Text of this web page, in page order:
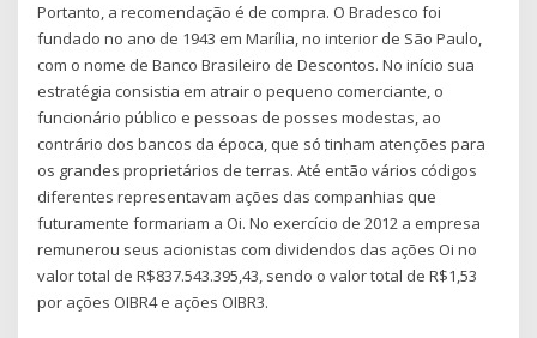
Portanto, a recomendação é de compra. O Bradesco foi
fundado no ano de 1943 em Marília, no interior de São Paulo,
com o nome de Banco Brasileiro de Descontos. No início sua
estratégia consistia em atrair o pequeno comerciante, o
funcionário público e pessoas de posses modestas, ao
contrário dos bancos da época, que só tinham atenções para
os grandes proprietários de terras. Até então vários códigos
diferentes representavam ações das companhias que
futuramente formariam a Oi. No exercício de 2012 a empresa
remunerou seus acionistas com dividendos das ações Oi no
valor total de R$837.543.395,43, sendo o valor total de R$1,53
por ações OIBR4 e ações OIBR3.